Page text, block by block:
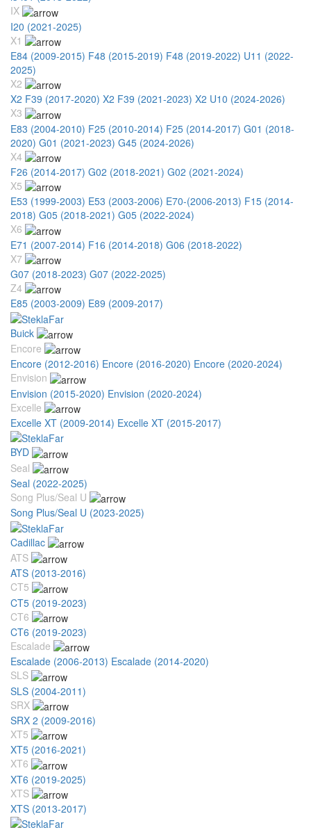
IX
I20 (2021-2025)
X1
E84 (2009-2015) F48 (2015-2019) F48 (2019-2022) U11 (2022-
2025)
X2
X2 F39 (2017-2020) X2 F39 (2021-2023) X2 U10 (2024-2026)
X3
E83 (2004-2010) F25 (2010-2014) F25 (2014-2017) G01 (2018-
2020) G01 (2021-2023) G45 (2024-2026)
X4
F26 (2014-2017) G02 (2018-2021) G02 (2021-2024)
X5
E53 (1999-2003) E53 (2003-2006) E70-(2006-2013) F15 (2014-
2018) G05 (2018-2021) G05 (2022-2024)
X6
E71 (2007-2014) F16 (2014-2018) G06 (2018-2022)
X7
G07 (2018-2023) G07 (2022-2025)
Z4
E85 (2003-2009) E89 (2009-2017)
Buick
Encore
Encore (2012-2016) Encore (2016-2020) Encore (2020-2024)
Envision
Envision (2015-2020) Envision (2020-2024)
Excelle
Excelle XT (2009-2014) Excelle XT (2015-2017)
BYD
Seal
Seal (2022-2025)
Song Plus/Seal U
Song Plus/Seal U (2023-2025)
Cadillac
ATS
ATS (2013-2016)
CT5
CT5 (2019-2023)
CT6
CT6 (2019-2023)
Escalade
Escalade (2006-2013) Escalade (2014-2020)
SLS
SLS (2004-2011)
SRX
SRX 2 (2009-2016)
XT5
XT5 (2016-2021)
XT6
XT6 (2019-2025)
XTS
XTS (2013-2017)